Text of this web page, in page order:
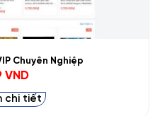
Chuyên Nghiệp
VND.
VNDGiá
tại
là:
499.999 VND.
chi tiết